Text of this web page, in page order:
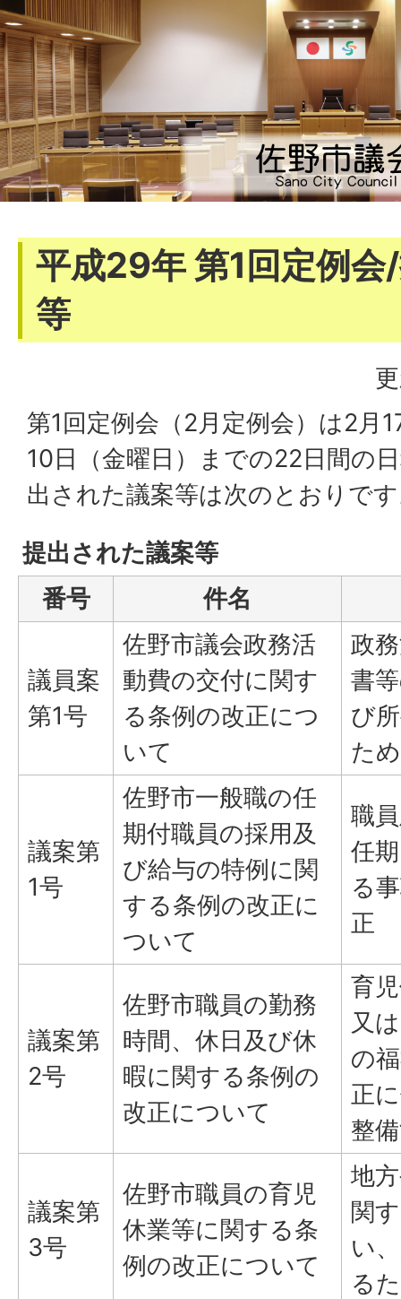
平成29年 第1回定例
等
第1回定例会（2月定例会）は2月
10日（金曜日）までの22日間の
出された議案等は次のとおりで
提出された議案等
番号
件名
議員案
第1号
佐野市議会政務活
動費の交付に関す
る条例の改正につ
いて
政
書
び
た
議案第
1号
佐野市一般職の任
期付職員の採用及
び給与の特例に関
する条例の改正に
ついて
職
任
る
正
議案第
2号
佐野市職員の勤務
時間、休日及び休
暇に関する条例の
改正について
育
又
の
正
整
議案第
3号
佐野市職員の育児
休業等に関する条
例の改正について
地
関
い
る